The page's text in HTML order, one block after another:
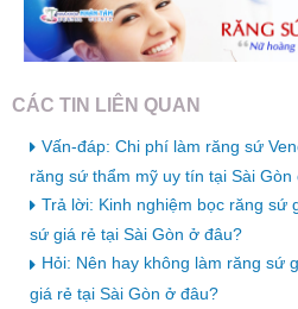
CÁC TIN LIÊN QUAN
Vấn-đáp: Chi phí làm răng sứ
răng sứ thẩm mỹ uy tín tại Sài Gòn
Trả lời: Kinh nghiệm bọc răng sứ
sứ giá rẻ tại Sài Gòn ở đâu?
Hỏi: Nên hay không làm răng sứ
giá rẻ tại Sài Gòn ở đâu?